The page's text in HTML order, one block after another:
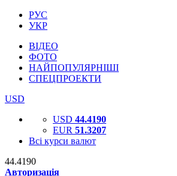
РУС
УКР
ВІДЕО
ФОТО
НАЙПОПУЛЯРНІШІ
СПЕЦПРОЕКТИ
USD
USD 44.4190
EUR 51.3207
Всі курси валют
44.4190
Авторизація